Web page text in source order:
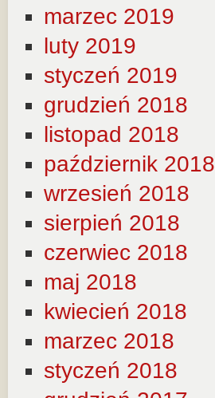
marzec 2019
luty 2019
styczeń 2019
grudzień 2018
listopad 2018
październik 2018
wrzesień 2018
sierpień 2018
czerwiec 2018
maj 2018
kwiecień 2018
marzec 2018
styczeń 2018